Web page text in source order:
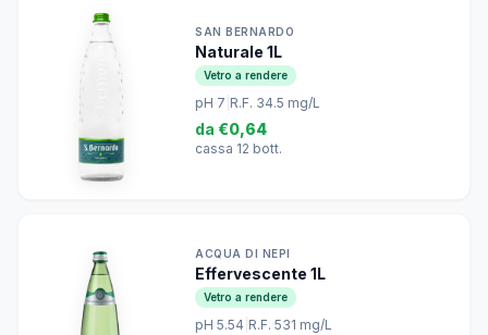
SAN BERNARDO
Naturale 1L
Vetro a rendere
pH 7 R.F. 34.5 mg/L
da €0,64
cassa 12 bott.
ACQUA DI NEPI
Effervescente 1L
Vetro a rendere
pH 5.54 R.F. 531 mg/L